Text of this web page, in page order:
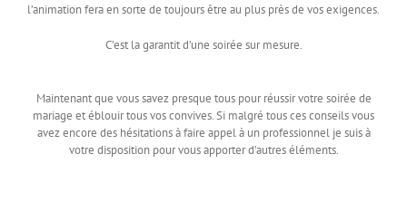
l’animation fera en sorte de toujours être au plus près de vos exigences.
C’est la garantit d’une soirée sur mesure.
Maintenant que vous savez presque tous pour réussir votre soirée de
mariage et éblouir tous vos convives. Si malgré tous ces conseils vous
avez encore des hésitations à faire appel à un professionnel je suis à
votre disposition pour vous apporter d’autres éléments.